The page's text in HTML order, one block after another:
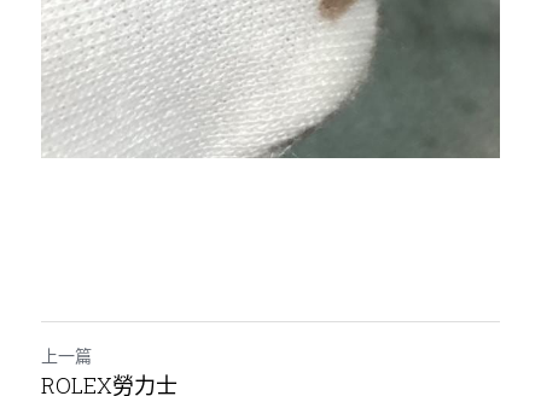
上一篇
ROLEX勞力士